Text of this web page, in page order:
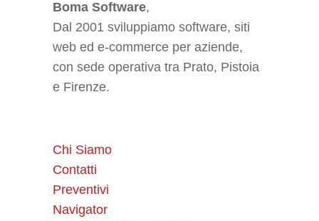
Boma Software,
Dal 2001 sviluppiamo software, siti
web ed e-commerce per aziende,
con sede operativa tra Prato, Pistoia
e Firenze.
Chi Siamo
Contatti
Preventivi
Navigator